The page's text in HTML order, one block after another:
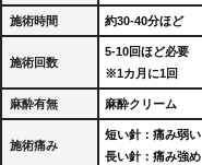
施術時間 約30-40分ほど
施術回数
5-10回ほど必要
※1カ月に1回
麻酔有無 麻酔クリーム
施術痛み
短い針：痛み弱い
長い針：痛み強め